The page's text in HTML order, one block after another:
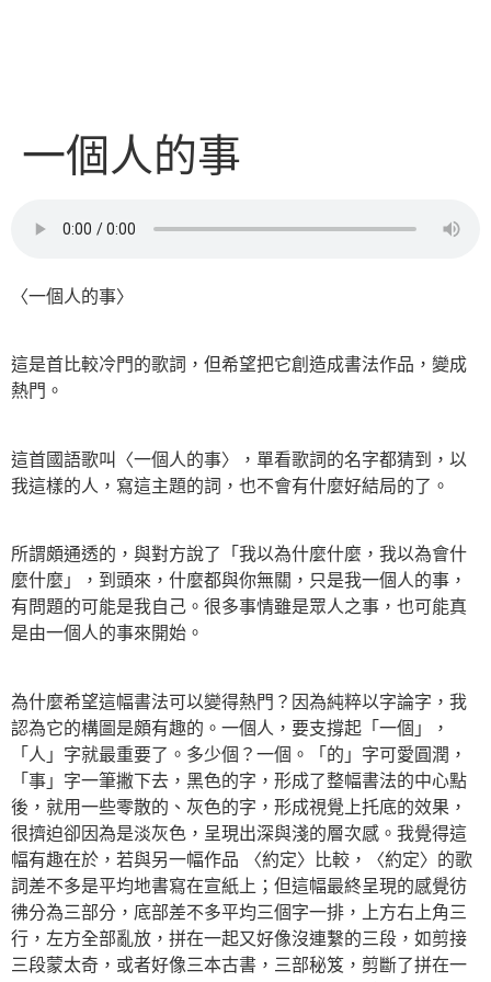
一個人的事
〈一個人的事〉
這是首比較冷門的歌詞，但希望把它創造成書法作品，變成
熱門。
這首國語歌叫〈一個人的事〉，單看歌詞的名字都猜到，以
我這樣的人，寫這主題的詞，也不會有什麼好結局的了。
所謂頗通透的，與對方說了「我以為什麼什麼，我以為會什
麼什麼」，到頭來，什麼都與你無關，只是我一個人的事，
有問題的可能是我自己。很多事情雖是眾人之事，也可能真
是由一個人的事來開始。
為什麼希望這幅書法可以變得熱門？因為純粹以字論字，我
認為它的構圖是頗有趣的。一個人，要支撐起「一個」，
「人」字就最重要了。多少個？一個。「的」字可愛圓潤，
「事」字一筆撇下去，黑色的字，形成了整幅書法的中心點
後，就用一些零散的、灰色的字，形成視覺上托底的效果，
很擠迫卻因為是淡灰色，呈現出深與淺的層次感。我覺得這
幅有趣在於，若與另一幅作品 〈約定〉比較，〈約定〉的歌
詞差不多是平均地書寫在宣紙上；但這幅最終呈現的感覺彷
彿分為三部分，底部差不多平均三個字一排，上方右上角三
行，左方全部亂放，拼在一起又好像沒連繫的三段，如剪接
三段蒙太奇，或者好像三本古書，三部秘笈，剪斷了拼在一